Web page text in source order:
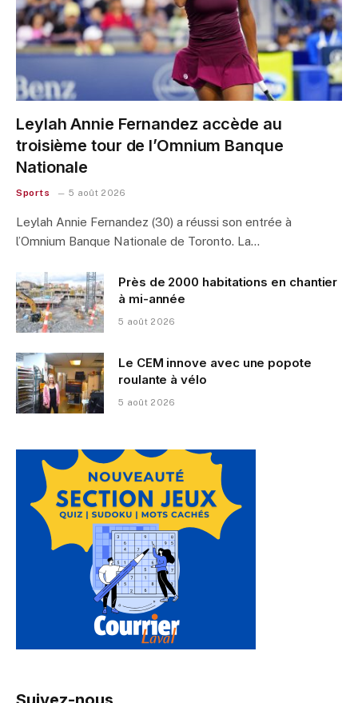
Leylah Annie Fernandez accède au
troisième tour de l’Omnium Banque
Nationale
Sports 5 août 2026
Leylah Annie Fernandez (30) a réussi son entrée à
l’Omnium Banque Nationale de Toronto. La…
Près de 2000 habitations en chantier
à mi-année
5 août 2026
Le CEM innove avec une popote
roulante à vélo
5 août 2026